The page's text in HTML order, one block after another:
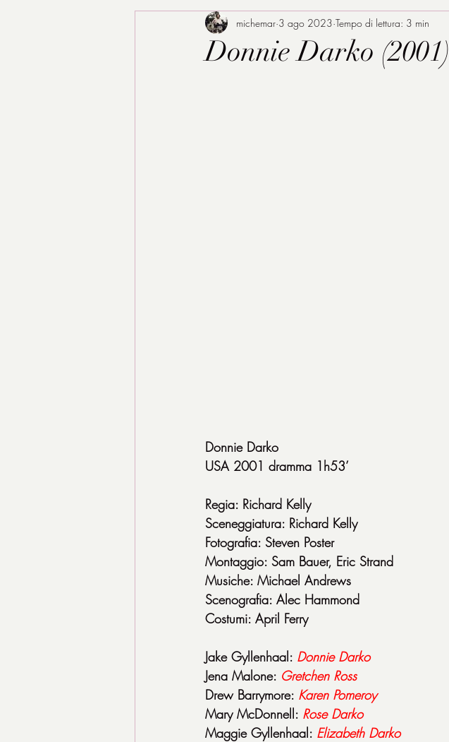
Donnie Darko (2001)
michemar 3 ago 2023 Tempo di lettura: 3 min
Donnie Darko
USA 2001 dramma 1h53’
Regia: Richard Kelly
Sceneggiatura: Richard Kelly
Fotografia: Steven Poster
Montaggio: Sam Bauer, Eric Strand
Musiche: Michael Andrews
Scenografia: Alec Hammond
Costumi: April Ferry
Jake Gyllenhaal: Donnie Darko
Jena Malone: Gretchen Ross
Drew Barrymore: Karen Pomeroy
Mary McDonnell: Rose Darko
Maggie Gyllenhaal: Elizabeth Darko